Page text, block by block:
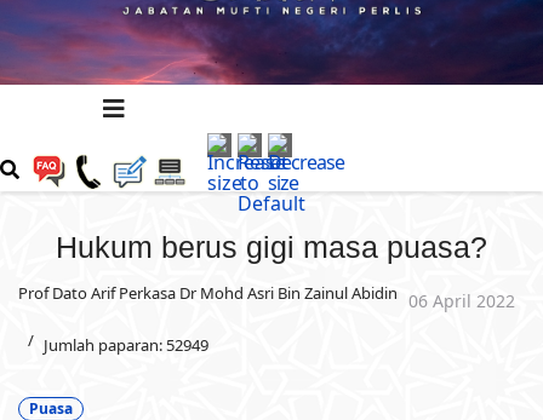
Hukum berus gigi masa puasa?
Prof Dato Arif Perkasa Dr Mohd Asri Bin Zainul Abidin 06 April 2022
Jumlah paparan: 52949
Puasa